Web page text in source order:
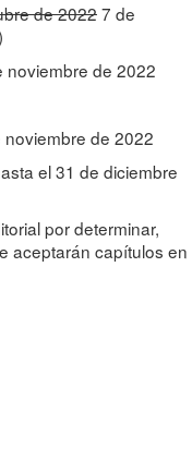
de 20227 de
noviembre de 2022
de 2022
el 31 de diciembre
por determinar,
aceptarán capítulos en